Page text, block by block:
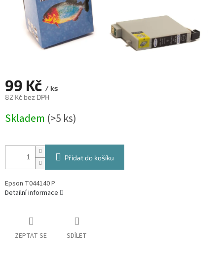
99 Kč / ks
82 Kč bez DPH
cena:
Skladem (>5 ks)
Přidat do košíku
Epson T044140 P
Detailní informace
ZEPTAT SE SDÍLET